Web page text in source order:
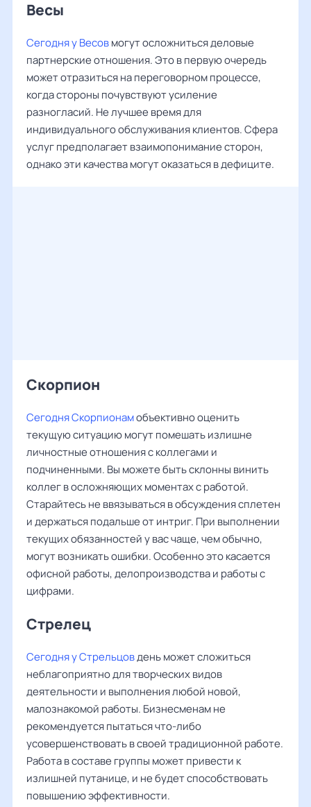
Весы ‌‌
Сегодня у Весовмогут осложниться деловые
партнерские отношения. Это в первую очередь
может отразиться на переговорном процессе,
когда стороны почувствуют усиление
разногласий. Не лучшее время для
индивидуального обслуживания клиентов. Сфера
услуг предполагает взаимопонимание сторон,
однако эти качества могут оказаться в дефиците.
Скорпион
Сегодня Скорпионамобъективно оценить
текущую ситуацию могут помешать излишне
личностные отношения с коллегами и
подчиненными. Вы можете быть склонны винить
коллег в осложняющих моментах с работой.
Старайтесь не ввязываться в обсуждения сплетен
и держаться подальше от интриг. При выполнении
текущих обязанностей у вас чаще, чем обычно,
могут возникать ошибки. Особенно это касается
офисной работы, делопроизводства и работы с
цифрами.
Стрелец
Сегодня у Стрельцовдень может сложиться
неблагоприятно для творческих видов
деятельности и выполнения любой новой,
малознакомой работы. Бизнесменам не
рекомендуется пытаться что-либо
усовершенствовать в своей традиционной работе.
Работа в составе группы может привести к
излишней путанице, и не будет способствовать
повышению эффективности.